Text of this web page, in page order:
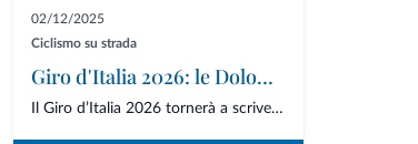
02/12/2025
Ciclismo su strada
Giro d'Italia 2026: le Dolomiti tornano protagoniste
Il Giro d’Italia 2026 tornerà a scrivere alcune delle sue pagine più attese sulle Dol...